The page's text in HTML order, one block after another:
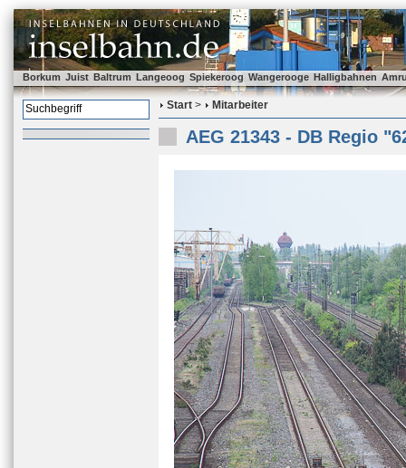
Borkum Juist Baltrum Langeoog Spiekeroog Wangerooge Halligbahnen
Start > Mitarbeiter
AEG 21343 - DB Regio